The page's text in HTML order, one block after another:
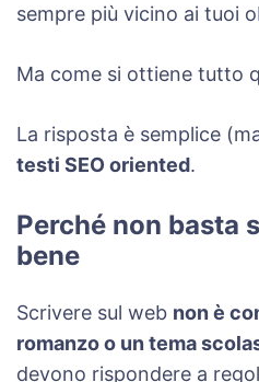
sempre più vicino ai tuoi
Ma come si ottiene tutto
La risposta è semplice
testi SEO oriented.
Perché non basta
bene
Scrivere sul web non è
romanzo o un tema
devono rispondere a